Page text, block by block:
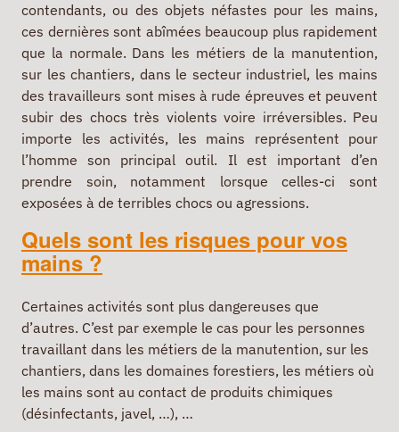
contendants, ou des objets néfastes pour les mains,
ces dernières sont abîmées beaucoup plus rapidement
que la normale. Dans les métiers de la manutention,
sur les chantiers, dans le secteur industriel, les mains
des travailleurs sont mises à rude épreuves et peuvent
subir des chocs très violents voire irréversibles. Peu
importe les activités, les mains représentent pour
l’homme son principal outil. Il est important d’en
prendre soin, notamment lorsque celles-ci sont
exposées à de terribles chocs ou agressions.
Quels sont les risques pour vos
mains ?
Certaines activités sont plus dangereuses que
d’autres. C’est par exemple le cas pour les personnes
travaillant dans les métiers de la manutention, sur les
chantiers, dans les domaines forestiers, les métiers où
les mains sont au contact de produits chimiques
(désinfectants, javel, …), …